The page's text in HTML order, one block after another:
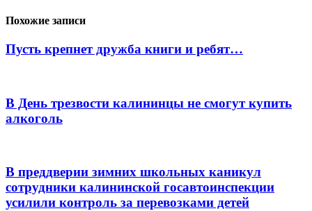
Похожие записи
Пусть крепнет дружба книги и ребят…
В День трезвости калининцы не смогут купить
алкоголь
В преддверии зимних школьных каникул
сотрудники калининской госавтоинспекции
усилили контроль за перевозками детей